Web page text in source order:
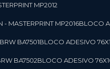
MP2012
- MASTERPRINT MP2016 BLOCO
BA7501 BLOCO ADESIVO
BA7502 BLOCO ADESIVO